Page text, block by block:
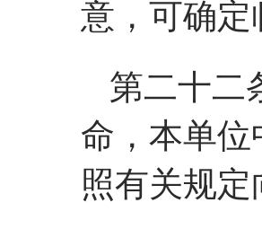
意，可确
第二十二
命，本单
照有关规